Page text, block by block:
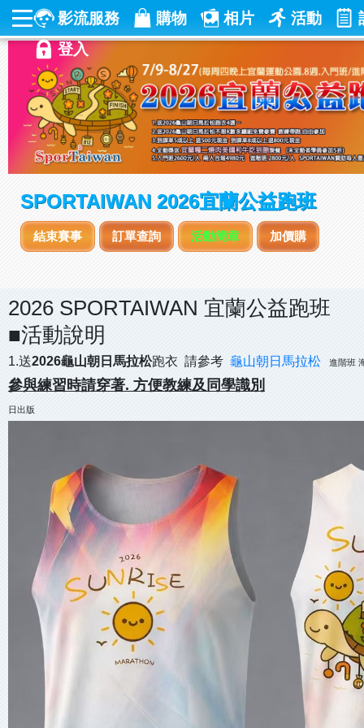
影流服務 購物 相片 活動
登入
SPORTAIWAN 2026宜蘭公益跑班
結束賽事 訂單查詢 活動簡章 加價購
2026 SPORTAIWAN 宜蘭公益跑班
■活動說明
1.送2026龜山朝日馬拉松跑衣 請參考 龜山朝日馬拉松 進階班
參與練習時請穿著. 方便教練及同學識別
日出版